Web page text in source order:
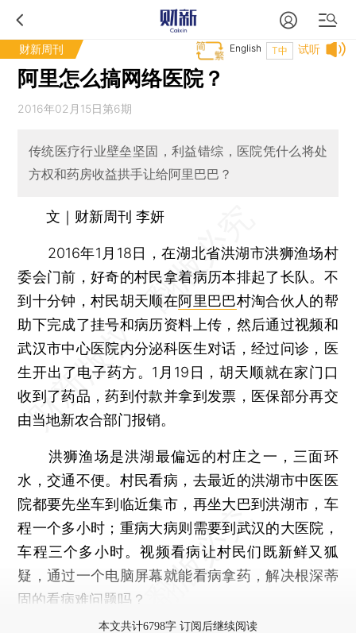
财新周刊 试听
T中
English
阿里怎么搞网络医院？
2016年02月15日第6期
传统医疗行业壁垒坚固，利益错综，医院凭什么将处
方权和药房收益拱手让给阿里巴巴？
文｜财新周刊 李妍
2016年1月18日，在湖北省洪湖市洪狮渔场村
委会门前，好奇的村民拿着病历本排起了长队。不
到十分钟，村民胡天顺在阿里巴巴村淘合伙人的帮
助下完成了挂号和病历资料上传，然后通过视频和
武汉市中心医院内分泌科医生对话，经过问诊，医
生开出了电子药方。1月19日，胡天顺就在家门口
收到了药品，药到付款并拿到发票，医保部分再交
由当地新农合部门报销。
洪狮渔场是洪湖最偏远的村庄之一，三面环
水，交通不便。村民看病，去最近的洪湖市中医医
院都要先坐车到临近集市，再坐大巴到洪湖市，车
程一个多小时；重病大病则需要到武汉的大医院，
车程三个多小时。视频看病让村民们既新鲜又狐
疑，通过一个电脑屏幕就能看病拿药，解决根深蒂
固的看病难问题吗？
本文共计6798字 订阅后继续阅读